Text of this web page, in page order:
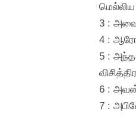
3 :
4 :
5 :
6 : அவன்
7 :